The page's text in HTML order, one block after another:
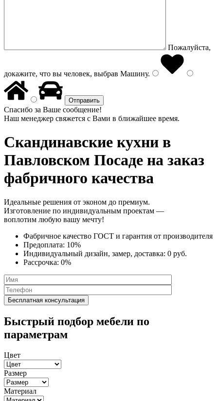
Пожалуйста,
докажите, что вы человек, выбрав Машину.
Спасибо за Ваше сообщение!
Наш менеджер свяжется с Вами в ближайшее время.
Скандинавские кухни в
Павловском Посаде на заказ
фабричного качества
Идеальные решения от эконом до премиум.
Изготовление по индивидуальным проектам —
воплотим любую вашу мечту!
Фабричное качество ГОСТ и гарантия от производителя
Предоплата: 10%
Индивидуальный дизайн, замер, доставка: 0 руб.
Рассрочка: 0%
Быстрый подбор мебели по
параметрам
Цвет
Размер
Материал